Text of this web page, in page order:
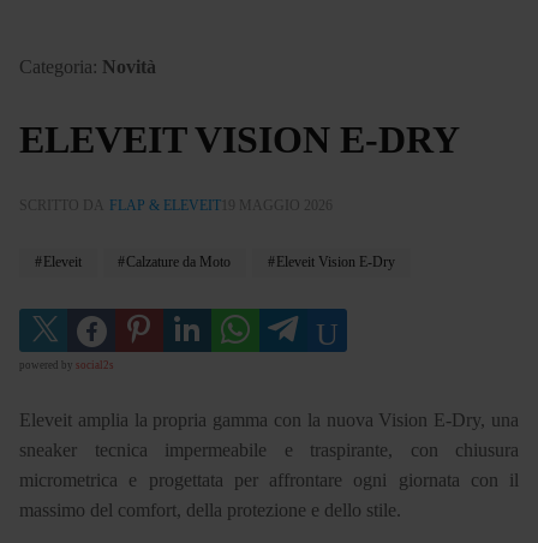
Categoria: Novità
ELEVEIT VISION E-DRY
SCRITTO DA FLAP & ELEVEIT 19 MAGGIO 2026
Eleveit Calzature da Moto Eleveit Vision E-Dry
powered by social2s
Eleveit amplia la propria gamma con la nuova Vision E-Dry, una
sneaker tecnica impermeabile e traspirante, con chiusura
micrometrica e progettata per affrontare ogni giornata con il
massimo del comfort, della protezione e dello stile.